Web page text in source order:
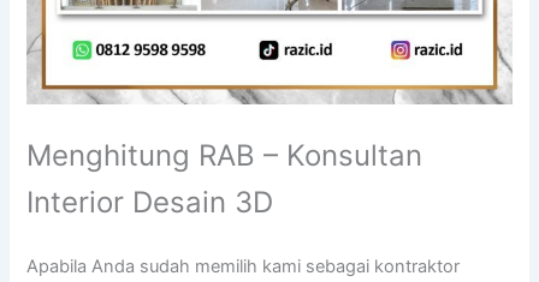
Menghitung RAB – Konsultan
Interior Desain 3D
Apabila Anda sudah memilih kami sebagai kontraktor